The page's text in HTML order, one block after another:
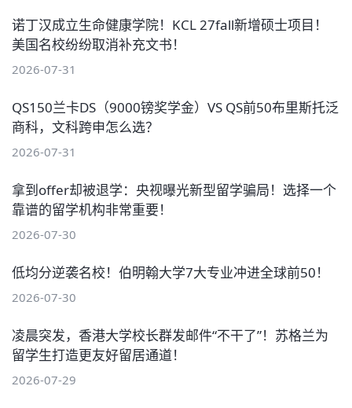
诺丁汉成立生命健康学院！KCL 27fall新增硕士项目！
美国名校纷纷取消补充文书！
2026-07-31
QS150兰卡DS（9000镑奖学金）VS QS前50布里斯托泛
商科，文科跨申怎么选？
2026-07-31
拿到offer却被退学：央视曝光新型留学骗局！选择一个
靠谱的留学机构非常重要！
2026-07-30
低均分逆袭名校！伯明翰大学7大专业冲进全球前50！
2026-07-30
凌晨突发，香港大学校长群发邮件“不干了”！苏格兰为
留学生打造更友好留居通道！
2026-07-29